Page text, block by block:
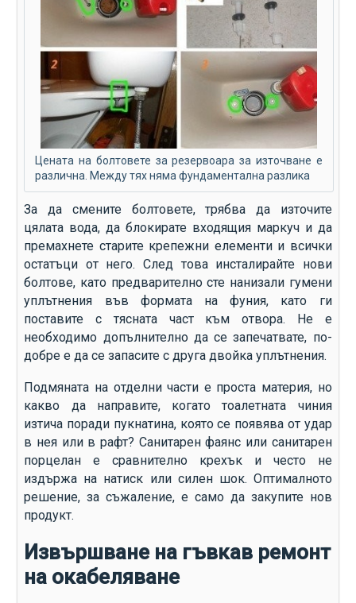
Цената на болтовете за резервоара за източване е
различна. Между тях няма фундаментална разлика
За да смените болтовете, трябва да източите
цялата вода, да блокирате входящия маркуч и да
премахнете старите крепежни елементи и всички
остатъци от него. След това инсталирайте нови
болтове, като предварително сте нанизали гумени
уплътнения във формата на фуния, като ги
поставите с тясната част към отвора. Не е
необходимо допълнително да се запечатвате, по-
добре е да се запасите с друга двойка уплътнения.
Подмяната на отделни части е проста материя, но
какво да направите, когато тоалетната чиния
изтича поради пукнатина, която се появява от удар
в нея или в рафт? Санитарен фаянс или санитарен
порцелан е сравнително крехък и често не
издържа на натиск или силен шок. Оптималното
решение, за съжаление, е само да закупите нов
продукт.
Извършване на гъвкав ремонт
на окабеляване